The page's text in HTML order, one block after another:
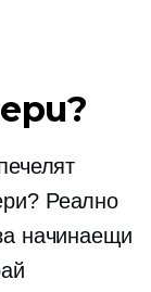
Реално
начинаещи